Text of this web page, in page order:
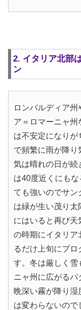
2. イタリア北部
ン
ロンバルディア
ア＝ロマーニャ
は不安定になり
で頻繁に雨が降り
気は晴れの日が続
は40度近くにも
ても強いのでサ
は緑が生い茂り太
にはいると再び天
の時期にイタリア
るだけ上旬にプロ
す。冬は厳しく雪
ニャ州に広がるパ
晩深い霧が降り湿
は変わらないの